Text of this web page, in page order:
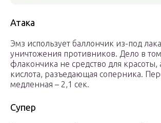
Атака
Эмз использует баллончик из-под
уничтожения противников. Дело в
флакончика не средство для красоты,
кислота, разъедающая соперника.
медленная – 2,1 сек.
Супер